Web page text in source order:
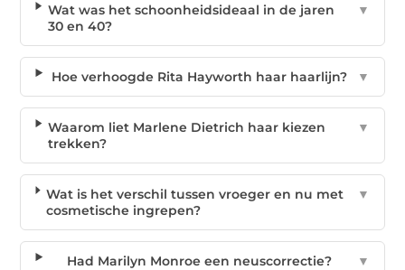
Wat was het schoonheidsideaal in de jaren
30 en 40?
▼
Hoe verhoogde Rita Hayworth haar haarlijn? ▼
Waarom liet Marlene Dietrich haar kiezen
trekken?
▼
Wat is het verschil tussen vroeger en nu met
cosmetische ingrepen?
▼
Had Marilyn Monroe een neuscorrectie? ▼